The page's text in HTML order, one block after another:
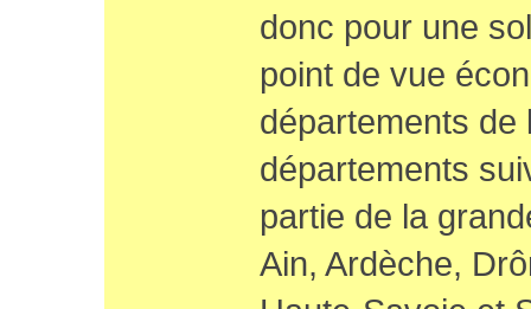
donc pour une
point de vue
départements de
départements
partie de la
Ain, Ardèche,